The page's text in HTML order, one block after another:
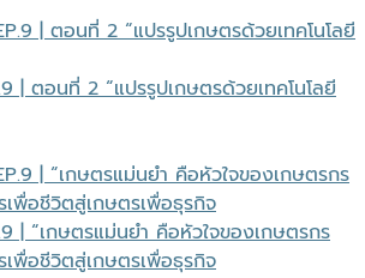
| ตอนที่ 2 “แปรรูปเกษตรด้วยเทคโนโลยี
| “เกษตรแม่นยำ คือหัวใจของเกษตรกร
พื่อชีวิตสู่เกษตรเพื่อธุรกิจ